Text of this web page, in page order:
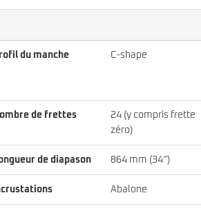
du manche C-shape
de frettes
24 (y compris frette
zéro)
de diapason 864 mm (34″)
Abalone